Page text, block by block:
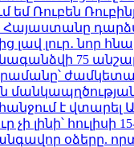
Ռուբեն
լուր․ նոր
75
մանկապղծության
է վտարել
լինի՝ հուլիսի
օձերը.